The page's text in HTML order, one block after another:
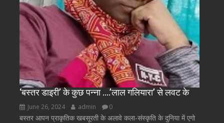
‘बस्तर डाइरी’ के कुछ पन्ना ….’लाल गलियारा’ से लवट के
June 26, 2024 admin 0
बस्तर आपन प्राकृतिक खबसूरती के अलावे कला-संस्कृति के दुनिया में एगो